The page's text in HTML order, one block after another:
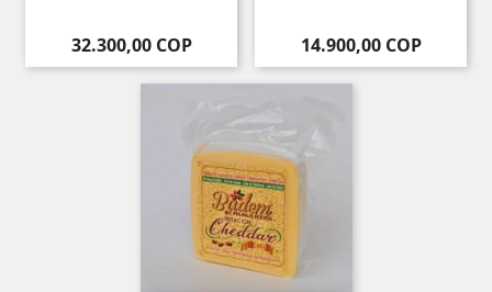
Precio
32.300,00 COP Precio
14.900,00 COP